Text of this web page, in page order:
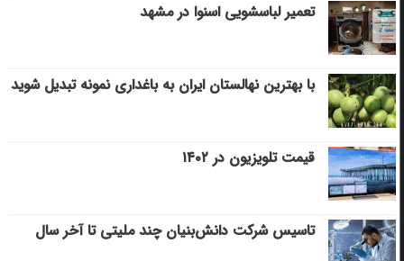
تعمیر لباسشویی اسنوا در مشهد
با بهترین نهالستان ایران به باغداری نمونه تبدیل شوید
قیمت تلویزیون در ۱۴۰۲
تاسیس شرکت دانش‌بنیان چند ملیتی تا آخر سال